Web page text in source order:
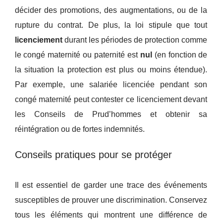
décider des promotions, des augmentations, ou de la
rupture du contrat. De plus, la loi stipule que tout
licenciementdurant les périodes de protection comme
le congé maternité ou paternité est nul (en fonction de
la situation la protection est plus ou moins étendue).
Par exemple, une salariée licenciée pendant son
congé maternité peut contester ce licenciement devant
les Conseils de Prud’hommes et obtenir sa
réintégration ou de fortes indemnités.
Conseils pratiques pour se protéger
Il est essentiel de garder une trace des événements
susceptibles de prouver une discrimination. Conservez
tous les éléments qui montrent une différence de